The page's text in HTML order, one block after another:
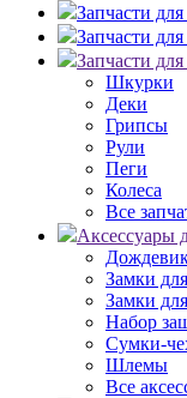
Запчасти
Запчасти
Запчасти
Шкурки
Деки
Грипсы
Рули
Пеги
Колеса
Все
Аксессуары
Замки
Замки
Набор
Сумки-
Шлемы
Все